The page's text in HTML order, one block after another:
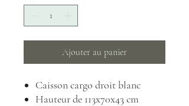
Ajouter au panier
Caisson cargo droit blanc
Hauteur de 113x70x43 cm